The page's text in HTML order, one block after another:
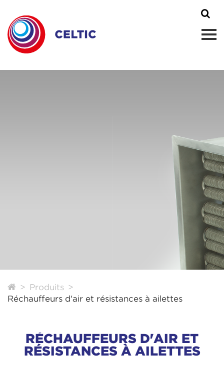
Produits
Réchauffeurs d'air et résistances à ailettes
RÉCHAUFFEURS D'AIR ET
RÉSISTANCES À AILETTES